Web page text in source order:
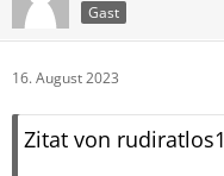
Gast
16. August 2023
Zitat von rudiratlos1